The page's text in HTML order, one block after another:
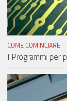
COME COMINCIARE
I Programmi per